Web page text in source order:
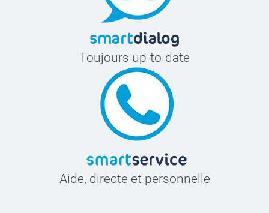
Toujours up-to-date
Aide, directe et personnelle